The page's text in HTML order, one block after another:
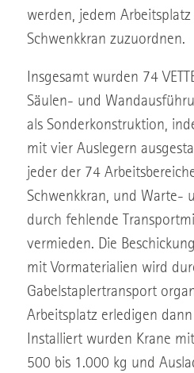
werden, jedem
Schwenkkran zuzuordnen.
Insgesamt wurden 74
Säulen- und
als Sonderkonstruktion,
mit vier Auslegern
jeder der 74
Schwenkkran, und Warte-
durch fehlende
vermieden. Die
mit Vormaterialien wird
Gabelstaplertransport
Arbeitsplatz erledigen
Installiert wurden Krane
500 bis 1.000 kg und